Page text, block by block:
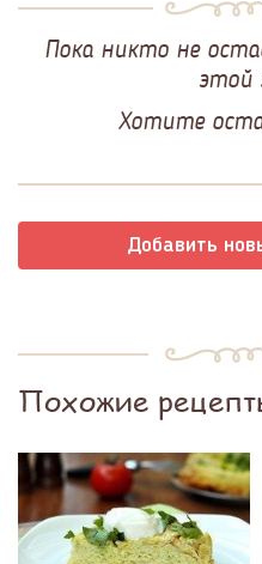
Пока никто не
этой
Хотите
Добавить
Похожие